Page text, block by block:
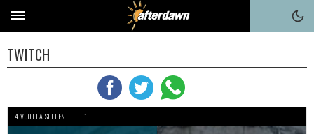
TWITCH
4 VUOTTA SITTEN 1